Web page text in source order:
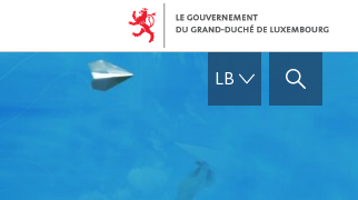
LB SHOW HIDE SEARCH